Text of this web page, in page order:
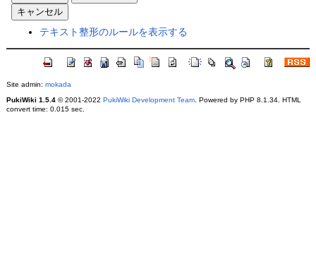
テキスト整形のルールを表示する
Site admin: mokada
PukiWiki 1.5.4© 2001-2022 PukiWiki Development Team. Powered by PHP 8.1.34. HTML
convert time: 0.015 sec.